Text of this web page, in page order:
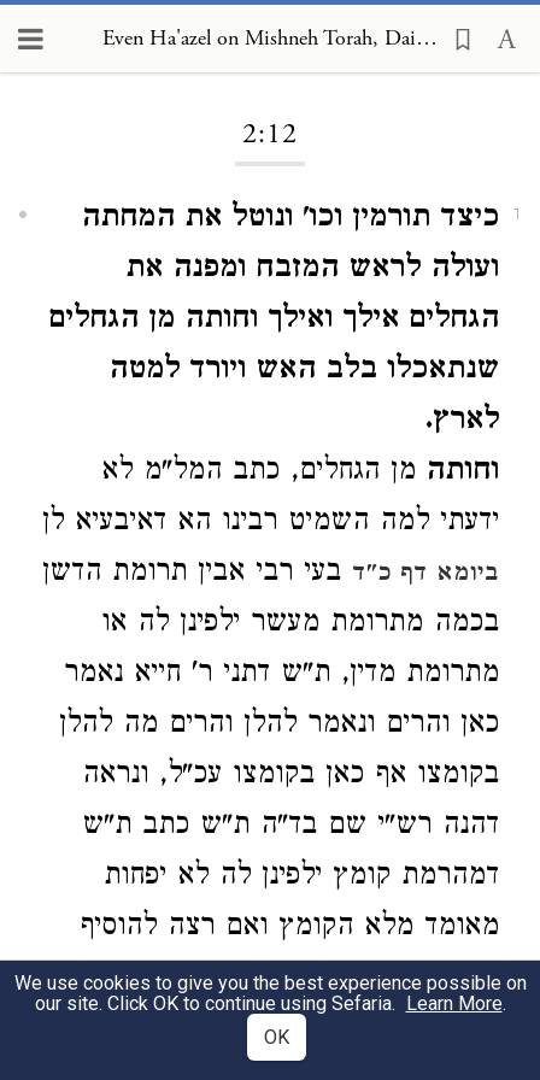
Even Ha'azel on Mishneh Torah, Daily Offerings and Additional Offerings 2:12
2:12
1
כיצד תורמין וכו' ונוטל את המחתה
ועולה לראש המזבח ומפנה את
הגחלים אילך ואילך וחותה מן הגחלים
שנתאכלו בלב האש ויורד למטה
לארץ.
וחותה מן הגחלים, כתב המל"מ לא
ידעתי למה השמיט רבינו הא דאיבעיא לן
ביומא דף כ"ד בעי רבי אבין תרומת הדשן
בכמה מתרומת מעשר ילפינן לה או
מתרומת מדין, ת"ש דתני ר' חייא נאמר
כאן והרים ונאמר להלן והרים מה להלן
בקומצו אף כאן בקומצו עכ"ל, ונראה
דהנה רש"י שם בד"ה ת"ש כתב ת"ש
דמהרמת קומץ ילפינן לה לא יפחות
מאומד מלא הקומץ ואם רצה להוסיף
יוסיף דהא ליכא למימר דוקא קאמר דהא
לא אפשר לפשוט ברמץ גחלים רותחות
We use cookies to give you the best experience possible on
our site. Click OK to continue using Sefaria. Learn More.
OK